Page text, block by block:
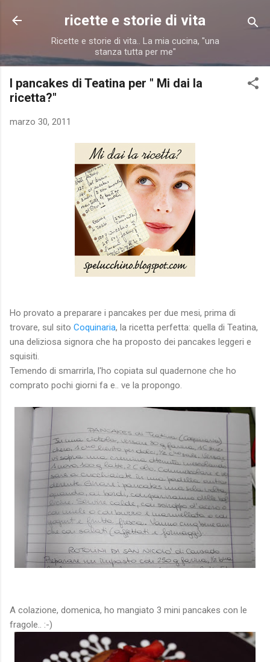
Passa ai contenuti principali
ricette e storie di vita
Ricette e storie di vita.. La mia cucina, "una
stanza tutta per me"
I pancakes di Teatina per " Mi dai la
ricetta?"
marzo 30, 2011
Ho provato a preparare i pancakes per due mesi, prima di
trovare, sul sito Coquinaria, la ricetta perfetta: quella di Teatina,
una deliziosa signora che ha proposto dei pancakes leggeri e
squisiti.
Temendo di smarrirla, l'ho copiata sul quadernone che ho
comprato pochi giorni fa e.. ve la propongo.
A colazione, domenica, ho mangiato 3 mini pancakes con le
fragole.. :-)